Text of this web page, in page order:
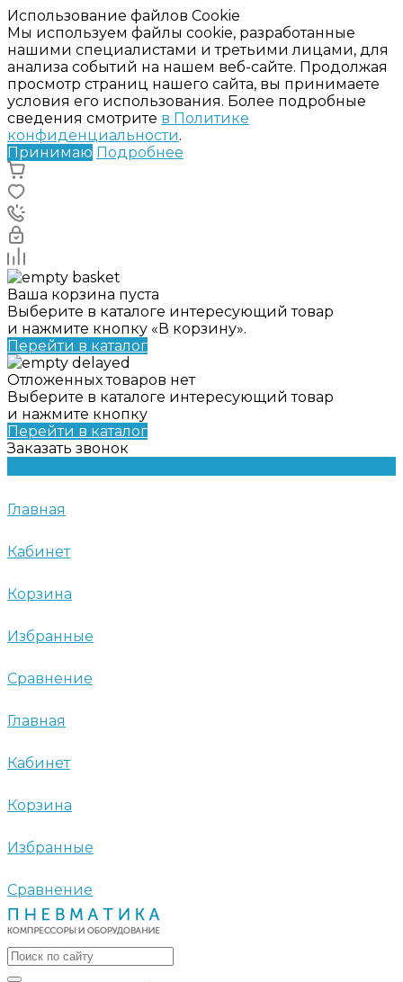
Использование файлов Cookie
Мы используем файлы cookie, разработанные
нашими специалистами и третьими лицами, для
анализа событий на нашем веб-сайте. Продолжая
просмотр страниц нашего сайта, вы принимаете
условия его использования. Более подробные
сведения смотрите в Политике
конфиденциальности.
Принимаю Подробнее
Ваша корзина пуста
Выберите в каталоге интересующий товар
и нажмите кнопку «В корзину».
Перейти в каталог
Отложенных товаров нет
Выберите в каталоге интересующий товар
и нажмите кнопку
Перейти в каталог
Заказать звонок
Главная
Кабинет
Корзина
Избранные
Сравнение
Главная
Кабинет
Корзина
Избранные
Сравнение